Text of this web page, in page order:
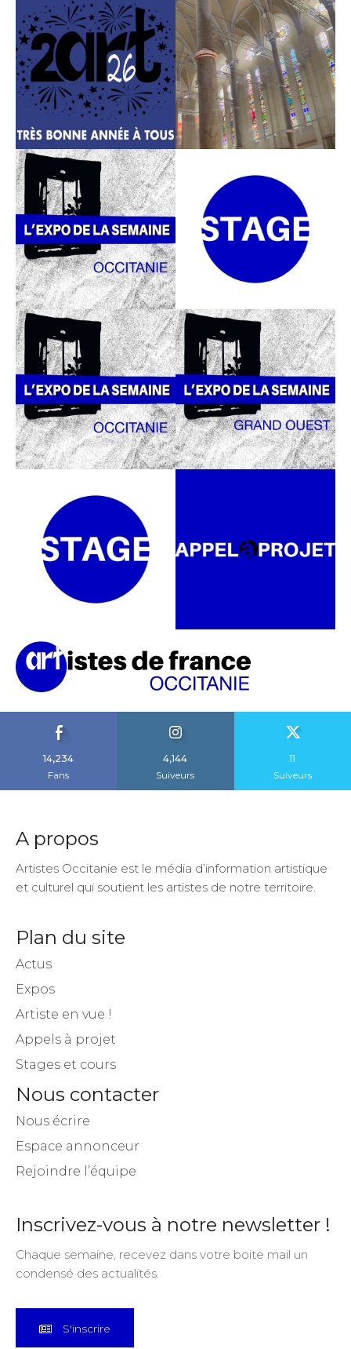
14,234
Fans
4,144
Suiveurs
11
Suiveurs
A propos
Artistes Occitanie est le média d’information artistique
et culturel qui soutient les artistes de notre territoire.
Plan du site
Actus
Expos
Artiste en vue !
Appels à projet
Stages et cours
Nous contacter
Nous écrire
Espace annonceur
Rejoindre l’équipe
Inscrivez-vous à notre newsletter !
Chaque semaine, recevez dans votre boite mail un
condensé des actualités.
S'inscrire